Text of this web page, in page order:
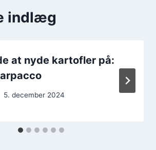
indlæg
at nyde kartofler på:
5. december 2024